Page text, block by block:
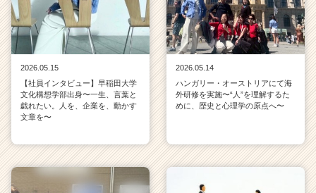
2026.05.15
【社員インタビュー】早稲田大学
文化構想学部出身〜一生、言葉と
戯れたい。人を、企業を、動かす
文章を〜
2026.05.14
ハンガリー・オーストリアにて海
外研修を実施〜“人”を理解するた
めに、歴史と心理学の原点へ〜